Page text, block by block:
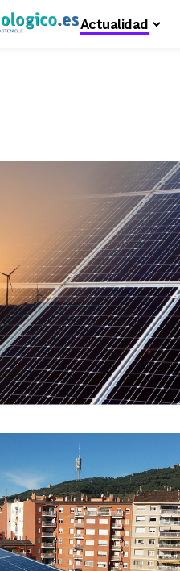
Actualidad